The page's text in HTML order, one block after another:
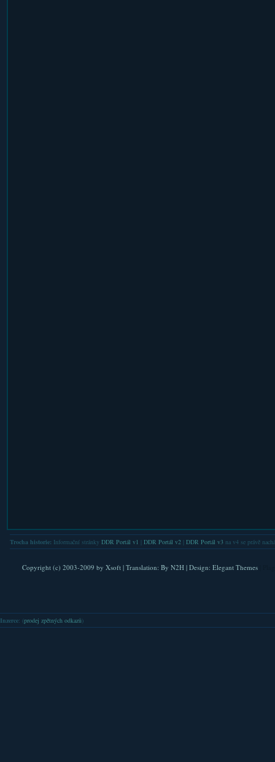
Trocha historie: Informační stránky DDR Portál v1 DDR Portál v2| DDR Portál v3na v4 se právě
Copyright (c) 2003-2009 by Xsoft| Translation: By N2H| Design: Elegant Themes
Inzerce: (prodej zpětných odkazů )